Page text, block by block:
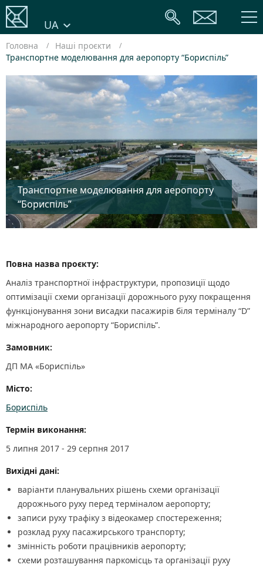
UA
Головна
Наші проєкти
Транспортне моделювання для аеропорту “Бориспіль”
Транспортне моделювання для аеропорту
“Бориспіль”
Повна назва проєкту:
Аналіз транспортної інфраструктури, пропозиції щодо
оптимізації схеми організації дорожнього руху покращення
функціонування зони висадки пасажирів біля терміналу “D”
міжнародного аеропорту “Бориспіль”.
Замовник:
ДП МА «Бориспіль»
Місто:
Бориспіль
Термін виконання:
5 липня 2017 - 29 серпня 2017
Вихідні дані:
варіанти планувальних рішень схеми організації
дорожнього руху перед терміналом аеропорту;
записи руху трафіку з відеокамер спостереження;
розклад руху пасажирського транспорту;
змінність роботи працівників аеропорту;
схеми розташування паркомісць та організації руху